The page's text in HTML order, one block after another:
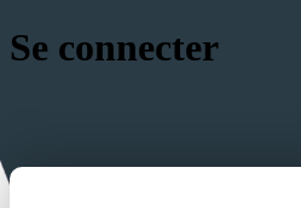
Se connecter